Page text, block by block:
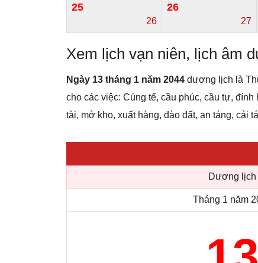
25
26
26
27
Xem lịch vạn niên, lịch âm
Ngày 13 tháng 1 năm 2044 dương lịch là
cho các việc: Cúng tế, cầu phúc, cầu tự,
tài, mở kho, xuất hàng, đào đất, an táng, cải
Dương lịch
Tháng 1 năm